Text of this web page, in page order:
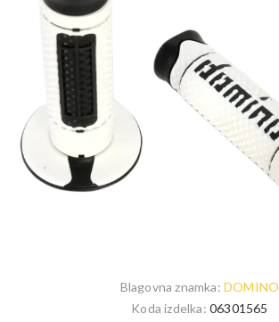
Blagovna znamka: DOMINO
Koda izdelka: 06301565